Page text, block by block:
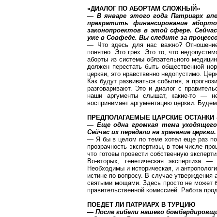
«ДИАЛОГ ПО АБОРТАМ СЛОЖНЫЙ»
— В январе этого года Патриарх
прекратить финансирование
законопроектов в этой сфере.
уже в Совфеде. Вы следите за
— Что здесь для нас важно?
понятно. Это грех. Это то, что
аборты из системы обязательного
должен перестать быть общественной
церкви, это нравственно недопустимо.
Как будут развиваться события, я
разговаривают. Это и диалог с
наши аргументы слышат, какие-то —
воспринимает аргументацию церкви.
ПРЕДПОЛАГАЕМЫЕ ЦАРСКИЕ ОСТАНКИ
— Еще одна громкая тема уходящего
Сейчас их передали на хранение
— Я бы в целом по теме хотел еще раз
прозрачность экспертизы, в том числе
что готовы провести собственную
Во-вторых, генетическая экспертиза
Необходимы и историческая, и
истине по вопросу. В случае утверждения
святыми мощами. Здесь просто не может
правительственной комиссией. Работа
ПОЕДЕТ ЛИ ПАТРИАРХ В ТУРЦИЮ
— После гибели нашего